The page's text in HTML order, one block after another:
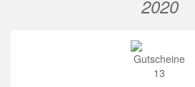
2020